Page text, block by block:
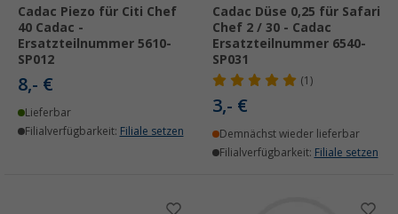
Cadac Piezo für Citi Chef
40 Cadac -
Ersatzteilnummer 5610-
SP012
8,- €
Lieferbar
Filialverfügbarkeit: Filiale setzen
Cadac Düse 0,25 für Safari
Chef 2 / 30 - Cadac
Ersatzteilnummer 6540-
SP031
(1)
3,- €
Demnächst wieder lieferbar
Filialverfügbarkeit: Filiale setzen